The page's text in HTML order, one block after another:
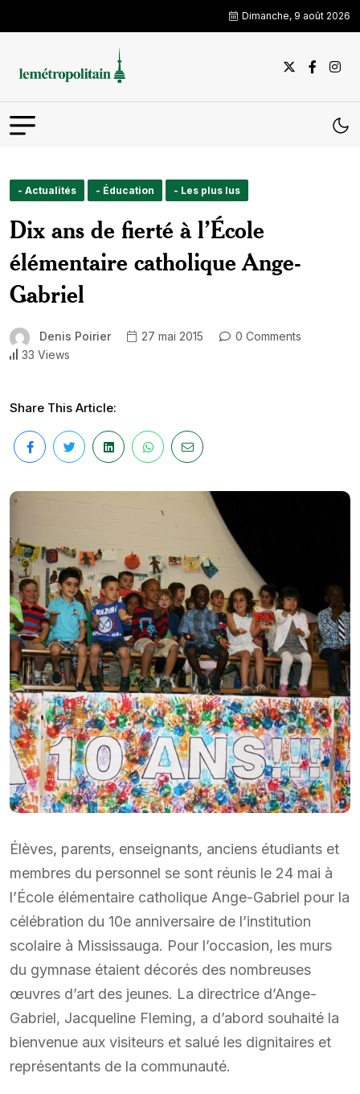
Dimanche, 9 août 2026
- Actualités - Éducation - Les plus lus
Dix ans de fierté à l’École
élémentaire catholique Ange-
Gabriel
Denis Poirier 27 mai 2015
0 Comments
33 Views
Share This Article:
Élèves, parents, enseignants, anciens étudiants et
membres du personnel se sont réunis le 24 mai à
l’École élémentaire catholique Ange-Gabriel pour la
célébration du 10e anniversaire de l’institution
scolaire à Mississauga. Pour l’occasion, les murs
du gymnase étaient décorés des nombreuses
œuvres d’art des jeunes. La directrice d’Ange-
Gabriel, Jacqueline Fleming, a d’abord souhaité la
bienvenue aux visiteurs et salué les dignitaires et
représentants de la communauté.